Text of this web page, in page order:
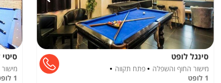
סינגל לופט
מישור החוף והשפלה
פתח תקווה
1 לופט
1 לופט